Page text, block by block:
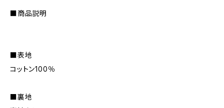
■商品説明
■表地
コットン100％
■裏地